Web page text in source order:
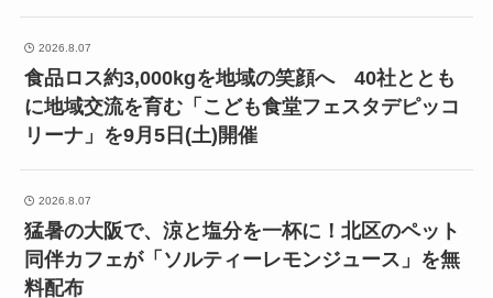
2026.8.07
食品ロス約3,000kgを地域の笑顔へ 40社ととも
に地域交流を育む「こども食堂フェスタデピッコ
リーナ」を9月5日(土)開催
2026.8.07
猛暑の大阪で、涼と塩分を一杯に！北区のペット
同伴カフェが「ソルティーレモンジュース」を無
料配布